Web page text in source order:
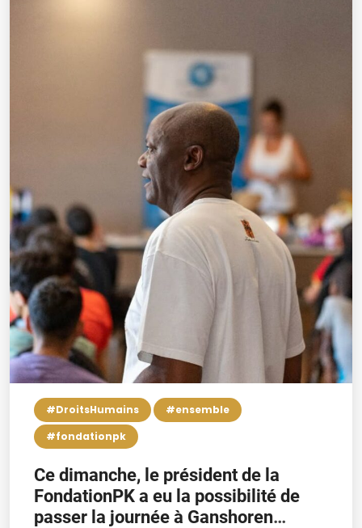
#DroitsHumains
#ensemble
#fondationpk
Ce dimanche, le président de la
FondationPK a eu la possibilité de
passer la journée à Ganshoren